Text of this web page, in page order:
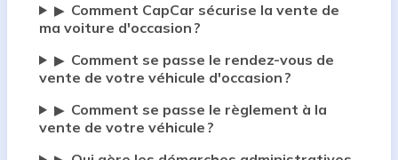
▶ Comment CapCar sécurise la vente de
ma voiture d'occasion ?
▶ Comment se passe le rendez-vous de
vente de votre véhicule d'occasion ?
▶ Comment se passe le règlement à la
vente de votre véhicule ?